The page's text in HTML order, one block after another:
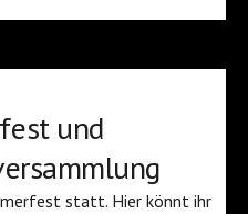
und
statt. Hier könnt ihr